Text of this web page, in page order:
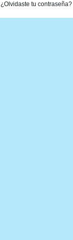
¿Olvidaste tu contraseña?